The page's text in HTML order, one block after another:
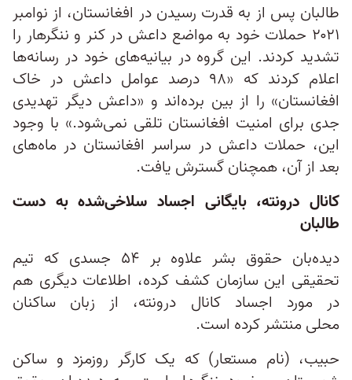
طالبان پس از به قدرت رسیدن در افغانستان، از نوامبر
۲۰۲۱ حملات خود به مواضع داعش در کنر و ننگرهار را
تشدید کردند. این گروه در بیانیه‌های خود در رسانه‌ها
اعلام کردند که «۹۸ درصد عوامل داعش در خاک
افغانستان» را از بین برده‌اند و «داعش دیگر تهدیدی
جدی برای امنیت افغانستان تلقی نمی‌شود.» با وجود
این، حملات داعش در سراسر افغانستان در ماه‌های
بعد از آن، همچنان گسترش یافت.
کانال درونته، بایگانی اجساد سلاخی‌شده به دست
طالبان
دیده‌بان حقوق بشر علاوه بر ۵۴ جسدی که تیم
تحقیقی این سازمان کشف کرده، اطلاعات دیگری هم
در مورد اجساد کانال درونته، از زبان ساکنان
محلی منتشر کرده است.
حبیب، (نام مستعار) که یک کارگر روزمزد و ساکن